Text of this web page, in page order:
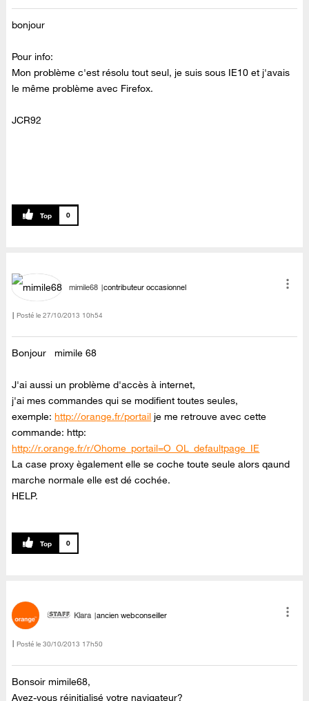
bonjour
Pour info:
Mon problème c'est résolu tout seul, je suis sous IE10 et j'avais
le même problème avec Firefox.
JCR92
0
mimile68 contributeur occasionnel
Posté le ‎27/10/2013 10h54
Bonjour mimile 68
J'ai aussi un problème d'accès à internet,
j'ai mes commandes qui se modifient toutes seules,
exemple:http://orange.fr/portail je me retrouve avec cette
commande: http:
http://r.orange.fr/r/Ohome_portail=O_OL_defaultpage_IE
La case proxy ègalement elle se coche toute seule alors qaund
marche normale elle est dé cochée.
HELP.
0
Klara ancien webconseiller
Posté le ‎30/10/2013 17h50
Bonsoir mimile68,
Avez-vous réinitialisé votre navigateur?